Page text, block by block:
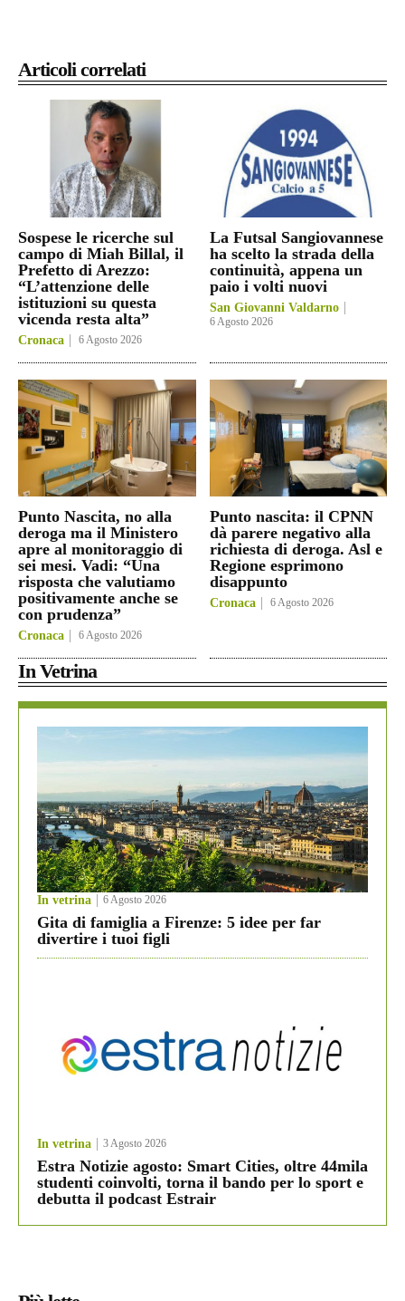
Articoli correlati
Sospese le ricerche sul
campo di Miah Billal, il
Prefetto di Arezzo:
“L’attenzione delle
istituzioni su questa
vicenda resta alta”
Cronaca 6 Agosto 2026
La Futsal Sangiovannese
ha scelto la strada della
continuità, appena un
paio i volti nuovi
San Giovanni Valdarno
6 Agosto 2026
Punto Nascita, no alla
deroga ma il Ministero
apre al monitoraggio di
sei mesi. Vadi: “Una
risposta che valutiamo
positivamente anche se
con prudenza”
Cronaca 6 Agosto 2026
Punto nascita: il CPNN
dà parere negativo alla
richiesta di deroga. Asl e
Regione esprimono
disappunto
Cronaca 6 Agosto 2026
In Vetrina
In vetrina 6 Agosto 2026
Gita di famiglia a Firenze: 5 idee per far
divertire i tuoi figli
In vetrina 3 Agosto 2026
Estra Notizie agosto: Smart Cities, oltre 44mila
studenti coinvolti, torna il bando per lo sport e
debutta il podcast Estrair